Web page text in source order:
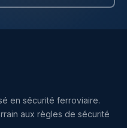
en sécurité ferroviaire.
aux règles de sécurité